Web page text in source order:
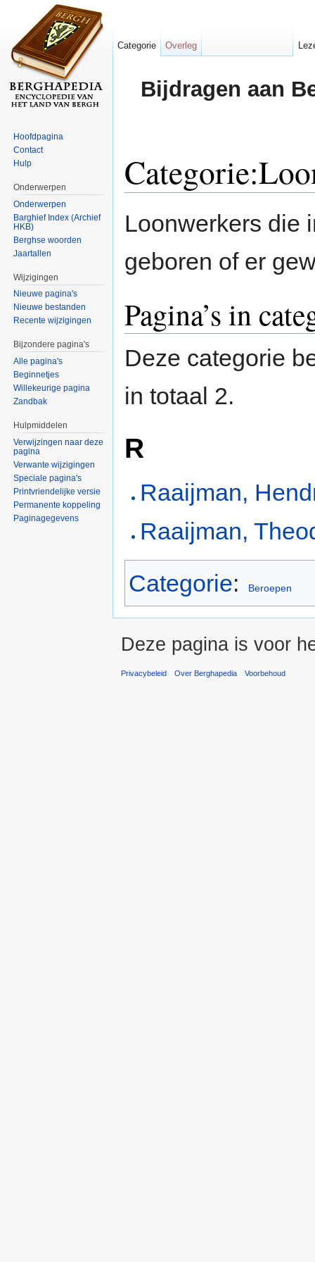
Bijdragen aan
Loonwerkers die
geboren of er
Pagina’s in
Deze categorie
in totaal 2.
R
Raaijman,
Raaijman,
Categorie: Beroepen
Categorie Overleg
Hoofdpagina
Contact
Hulp
Onderwerpen
Onderwerpen
Barghief Index (Archief
HKB)
Berghse woorden
Jaartallen
Wijzigingen
Nieuwe pagina's
Nieuwe bestanden
Recente wijzigingen
Bijzondere pagina's
Alle pagina's
Beginnetjes
Willekeurige pagina
Zandbak
Hulpmiddelen
Verwijzingen naar deze
pagina
Verwante wijzigingen
Speciale pagina's
Printvriendelijke versie
Permanente koppeling
Paginagegevens
Deze pagina is voor
Privacybeleid Over Berghapedia Voorbehoud